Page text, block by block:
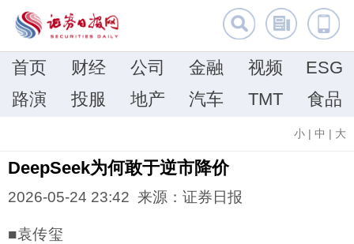
首页 财经 公司 金融 视频
ESG
路演
投服 地产 汽车 TMT 食品
小 | 中 | 大
DeepSeek为何敢于逆市降价
2026-05-24 23:42 来源：证券日报
■袁传玺